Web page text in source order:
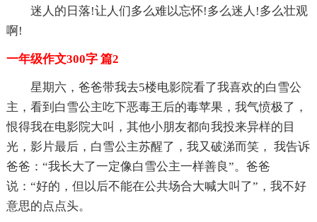
迷人的日落!让人们多么难以忘怀!多么迷人!多么壮观
啊!
一年级作文300字 篇2
星期六，爸爸带我去5楼电影院看了我喜欢的白雪公
主，看到白雪公主吃下恶毒王后的毒苹果，我气愤极了，
恨得我在电影院大叫，其他小朋友都向我投来异样的目
光，影片最后，白雪公主苏醒了，我又破涕而笑， 我告诉
爸爸：“我长大了一定像白雪公主一样善良”。爸爸
说：“好的，但以后不能在公共场合大喊大叫了”，我不好
意思的点点头。